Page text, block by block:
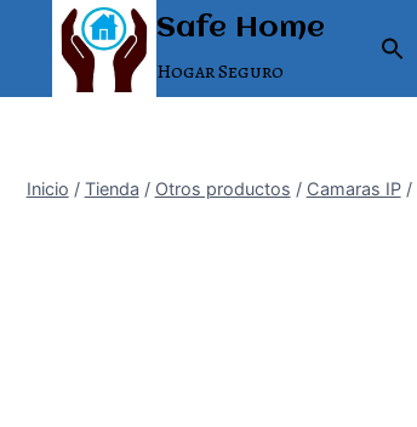
contenido
Safe Home
Hogar Seguro
Inicio / Tienda / Otros productos / Camaras IP /